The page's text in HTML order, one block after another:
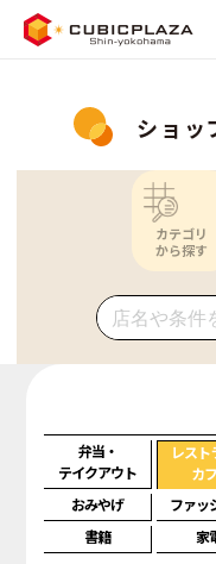
ショッ
カテゴリ
から探す
弁当・
テイクアウト
レスト
カ
おみやげ ファッ
書籍
家